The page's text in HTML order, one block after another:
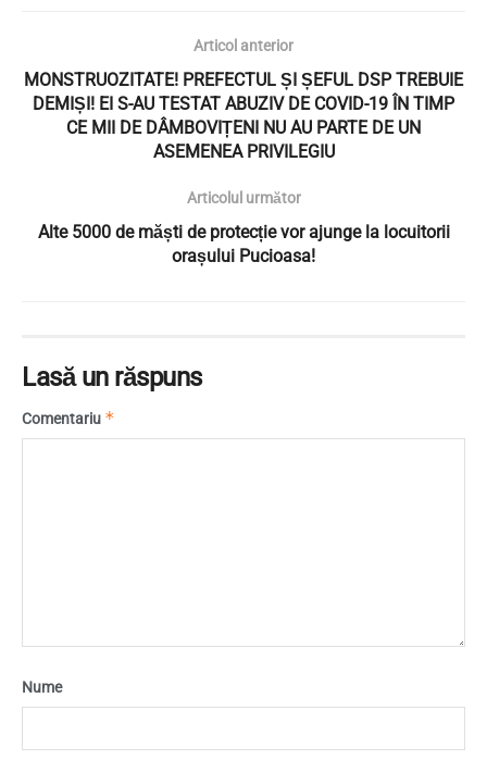
Articol anterior
MONSTRUOZITATE! PREFECTUL ȘI ȘEFUL DSP TREBUIE
DEMIȘI! EI S-AU TESTAT ABUZIV DE COVID-19 ÎN TIMP
CE MII DE DÂMBOVIȚENI NU AU PARTE DE UN
ASEMENEA PRIVILEGIU
Articolul următor
Alte 5000 de măști de protecție vor ajunge la locuitorii
orașului Pucioasa!
Lasă un răspuns
Comentariu *
Nume